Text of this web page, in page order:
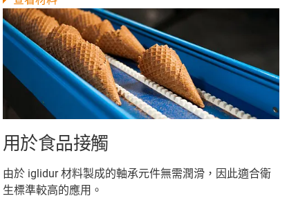
用於食品接觸
由於 iglidur 材料製成的軸承元件無需潤滑，因此適合衛
生標準較高的應用。